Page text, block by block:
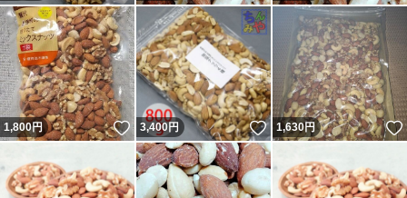
1,800円 いいね！
3,400円 いいね！
1,630円